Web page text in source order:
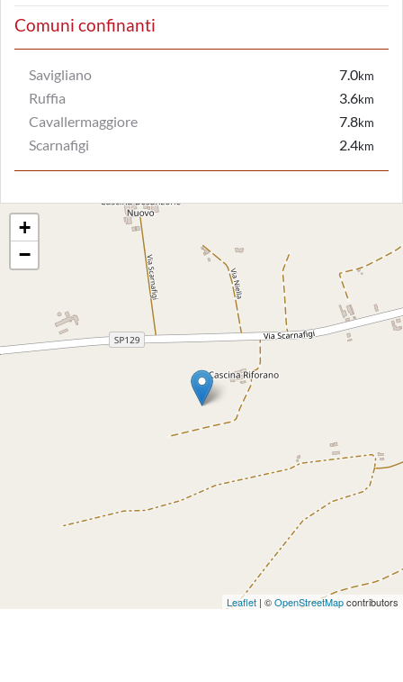
Comuni confinanti
Savigliano 7.0km
Ruffia 3.6km
Cavallermaggiore 7.8km
Scarnafigi 2.4km
+
−
Leaflet | ©OpenStreetMapcontributors